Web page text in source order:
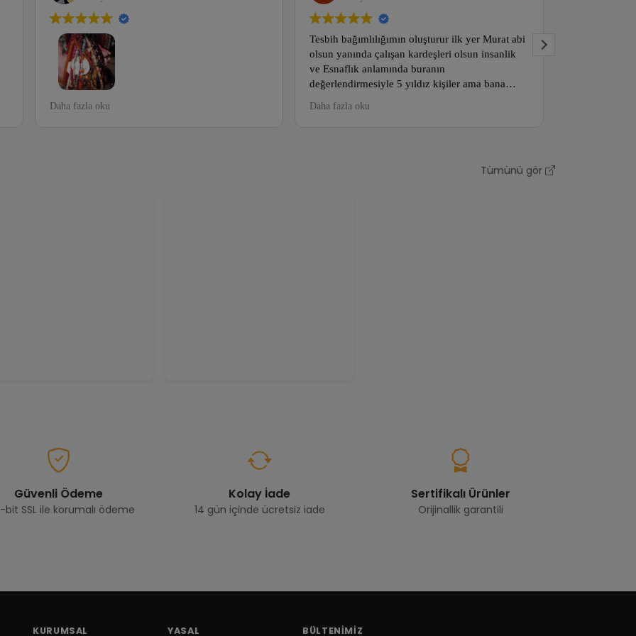
Hayatımda ilk defa mezattan tesbih aldığım yer
Daha fazla oku
Tesbih bağımlılığımın oluşturur ilk yer Murat abi
olsun yanında çalışan kardeşleri olsun insanlik
ve Esnaflık anlamında buranın
değerlendirmesiyle 5 yıldız kişiler ama bana
Daha fazla oku
Tümünü gör
Güvenli Ödeme
bit SSL ile korumalı ödeme
Kolay İade
14 gün içinde ücretsiz iade
Sertifikalı Ürünler
Orijinallik garantili
KURUMSAL YASAL BÜLTENIMIZ